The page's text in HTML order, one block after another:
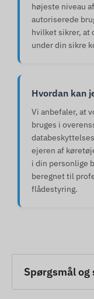
højeste niveau
autoriserede
hvilket sikrer, at
under din sikre
Hvordan kan
Vi anbefaler, at
bruges i
ejeren af
i din personlige
beregnet til
flådestyring.
Spørgsmål og